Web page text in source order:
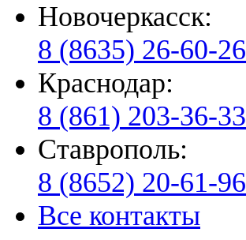
Новочеркасск:
8 (8635) 26-60-26
Краснодар:
8 (861) 203-36-33
Ставрополь:
8 (8652) 20-61-96
Все контакты